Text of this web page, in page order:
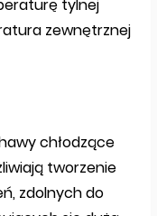
tylnej
zewnętrznej
chłodzące
tworzenie
zdolnych do